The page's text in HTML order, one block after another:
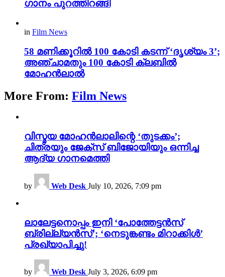
ഗാനം പുറത്തിറങ്ങി
in Film News
58 മണിക്കൂറിൽ 100 കോടി കടന്ന് ‘ദൃശ്യം 3’;
അഞ്ചാമതും 100 കോടി ക്ലബിൽ
മോഹൻലാൽ
More From: Film News
വിസ്മയ മോഹൻലാലിന്റെ ‘തുടക്കം’;
ചിത്രയും ജേക്സ് ബിജോയിയും ഒന്നിച്ച
ആദ്യ ഗാനമെത്തി
by Web Desk July 10, 2026, 7:09 pm
ലാലേട്ടനൊപ്പം ഇനി ‘പോത്തേട്ടൻസ്
ബ്രില്ല്യൻസ്’; ‘നെടുങ്കണ്ടം മിറാക്കിൾ’
പ്രഖ്യാപിച്ചു!
by Web Desk July 3, 2026, 6:09 pm